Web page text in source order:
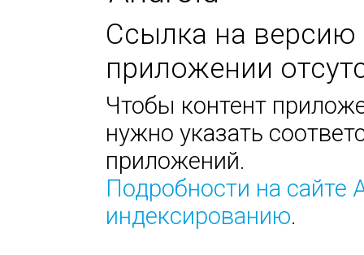
Ссылка на версию
приложении
Чтобы контент
нужно указать
приложений.
Подробности на сайте
индексированию.